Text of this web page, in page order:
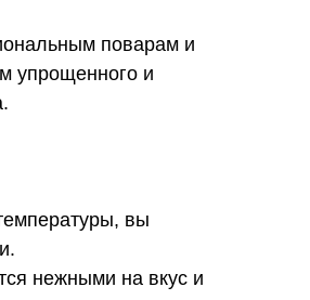
поварам и
упрощенного и
вы
нежными на вкус и